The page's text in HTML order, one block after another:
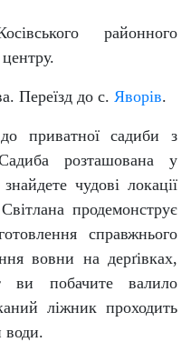
районного
Переїзд до с. Яворів.
приватної садиби з
розташована у
чудові локації
продемонструє
справжнього
вовни на дерґівках,
ви побачите валило
ліжник проходить
води.